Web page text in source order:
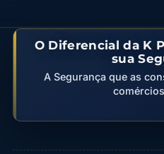
O Diferencial da K
sua
A Segurança que as